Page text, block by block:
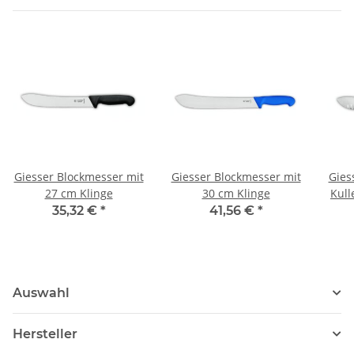
Giesser Blockmesser mit
27 cm Klinge
35,32 € *
Giesser Blockmesser mit
30 cm Klinge
41,56 € *
Auswahl
Hersteller